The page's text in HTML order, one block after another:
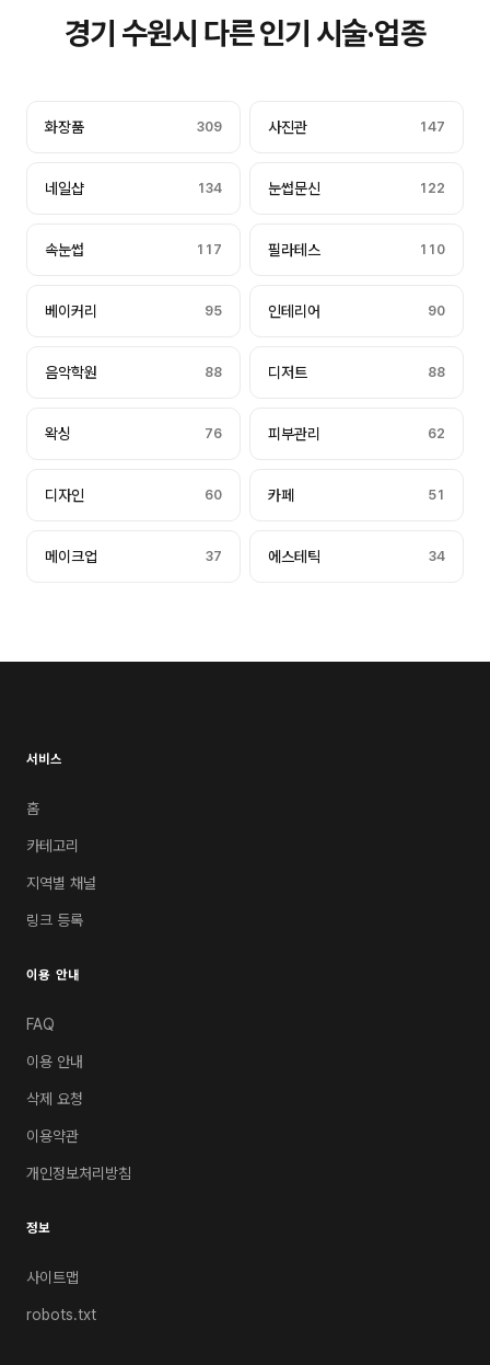
경기 수원시 다른 인기 시술·업종
화장품 309 사진관 147
네일샵 134 눈썹문신 122
속눈썹 117 필라테스 110
베이커리 95 인테리어 90
음악학원 88 디저트 88
왁싱 76 피부관리 62
디자인 60 카페 51
메이크업 37 에스테틱 34
서비스
홈
카테고리
지역별 채널
링크 등록
이용 안내
FAQ
이용 안내
삭제 요청
이용약관
개인정보처리방침
정보
사이트맵
robots.txt